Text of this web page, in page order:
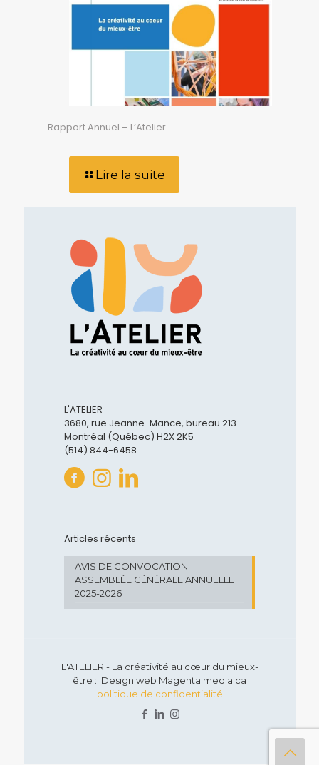
Rapport Annuel – L’Atelier
Lire la suite
L'ATELIER
3680, rue Jeanne-Mance, bureau 213
Montréal (Québec) H2X 2K5
(514) 844-6458
Articles récents
AVIS DE CONVOCATION
ASSEMBLÉE GÉNÉRALE ANNUELLE
2025-2026
L'ATELIER - La créativité au cœur du mieux-
être :: Design web Magenta media.ca
politique de confidentialité